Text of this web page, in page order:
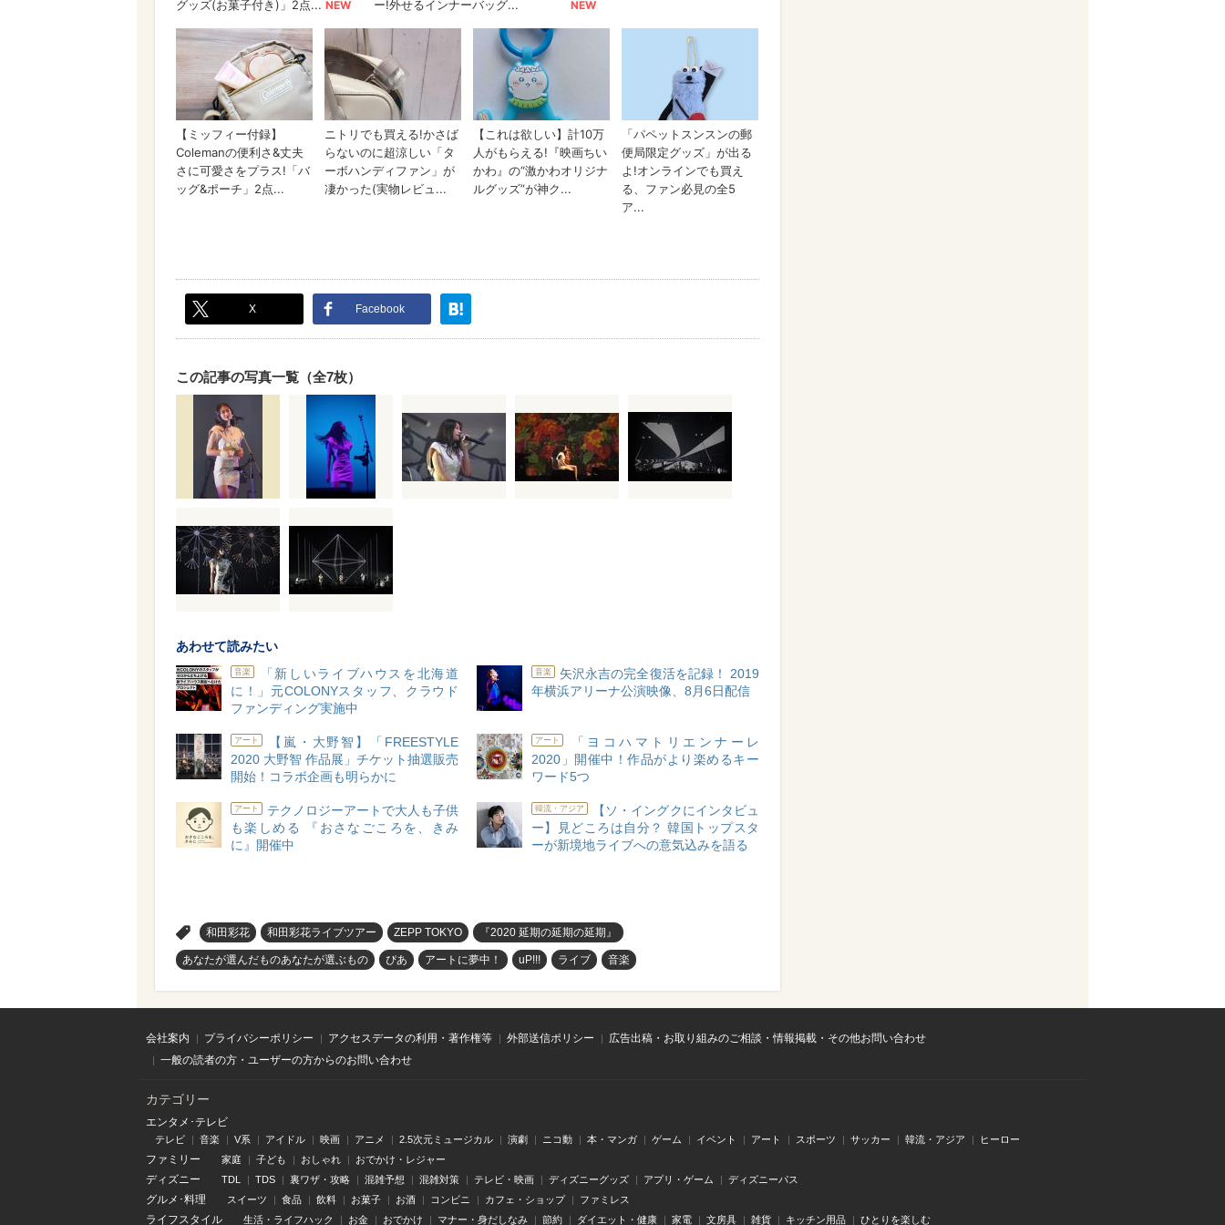
X Facebook
この記事の写真一覧（全7枚）
あわせて読みたい
音楽
「新しいライブハウスを北海道
に！」元COLONYスタッフ、クラウド
ファンディング実施中
音楽
矢沢永吉の完全復活を記録！ 2019
年横浜アリーナ公演映像、8月6日配信
アート
【嵐・大野智】「FREESTYLE
2020 大野智 作品展」チケット抽選販売
開始！コラボ企画も明らかに
アート
「ヨコハマトリエンナーレ
2020」開催中！作品がより楽めるキー
ワード5つ
アート
テクノロジーアートで大人も子供
も楽しめる 『おさなごころを、きみ
に』開催中
韓流・アジア
【ソ・イングクにインタビュ
ー】見どころは自分？ 韓国トップスタ
ーが新境地ライブへの意気込みを語る
和田彩花 和田彩花ライブツアー ZEPP TOKYO 『2020 延期の延期の延期』
あなたが選んだものあなたが選ぶもの ぴあ アートに夢中！ uP!!! ライブ 音楽
会社案内 プライバシーポリシー アクセスデータの利用・著作権等 外部送信ポリシー
広告出稿・お取り組みのご相談・情報掲載・その他お問い合わせ
一般の読者の方・ユーザーの方からのお問い合わせ
カテゴリー
エンタメ･テレビ
テレビ 音楽 V系 アイドル 映画 アニメ 2.5次元ミュージカル 演劇 ニコ動 本・マンガ ゲーム イベント アート スポーツ サッカー 韓流・アジア ヒーロー
ファミリー 家庭 子ども おしゃれ おでかけ・レジャー
ディズニー TDL TDS 裏ワザ・攻略 混雑予想 混雑対策 テレビ・映画 ディズニーグッズ アプリ・ゲーム ディズニーパス
グルメ･料理 スイーツ 食品 飲料 お菓子 お酒 コンビニ カフェ・ショップ ファミレス
ライフスタイル 生活・ライフハック お金 おでかけ マナー・身だしなみ 節約 ダイエット・健康 家電 文房具 雑貨 キッチン用品 ひとりを楽しむ